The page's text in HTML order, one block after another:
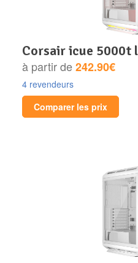
corsair icue 5000t
à partir de242.90€
4 revendeurs
Comparer les prix